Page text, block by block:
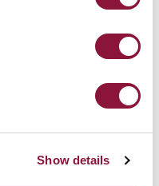
Show details